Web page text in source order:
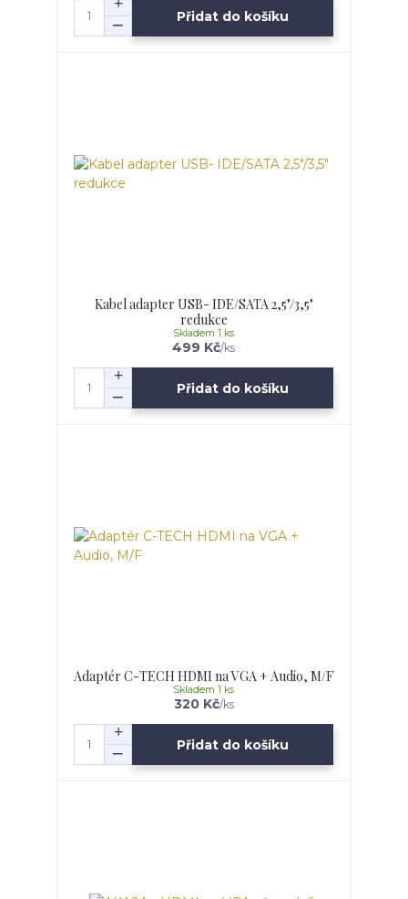
Přidat do košíku
Kabel adapter USB- IDE/SATA 2,5"/3,5"
redukce
499 Kč/ks
Skladem 1 ks
Přidat do košíku
Adaptér C-TECH HDMI na VGA + Audio, M/F
320 Kč/ks
Skladem 1 ks
Přidat do košíku